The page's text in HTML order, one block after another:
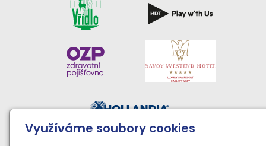
Využíváme soubory cookies